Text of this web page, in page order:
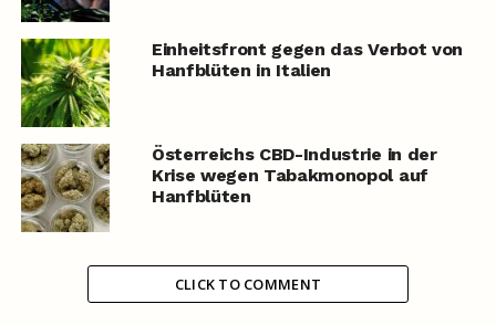
Einheitsfront gegen das Verbot von
Hanfblüten in Italien
Österreichs CBD-Industrie in der
Krise wegen Tabakmonopol auf
Hanfblüten
CLICK TO COMMENT